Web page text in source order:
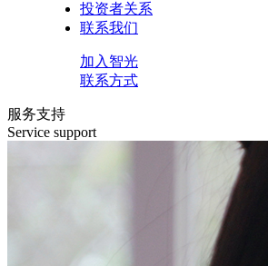
投资者关系
联系我们
加入智光
联系方式
服务支持
Service support